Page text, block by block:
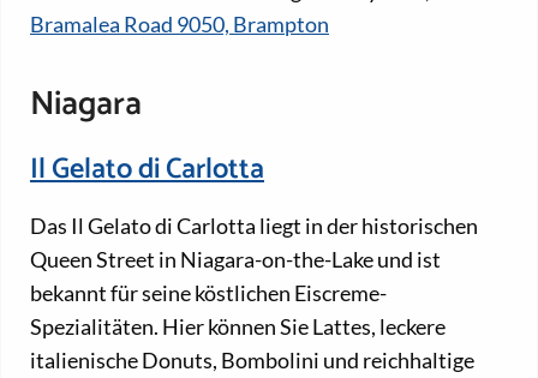
Bramalea Road 9050, Brampton
Niagara
Il Gelato di Carlotta
Das Il Gelato di Carlotta liegt in der historischen
Queen Street in Niagara-on-the-Lake und ist
bekannt für seine köstlichen Eiscreme-
Spezialitäten. Hier können Sie Lattes, leckere
italienische Donuts, Bombolini und reichhaltige